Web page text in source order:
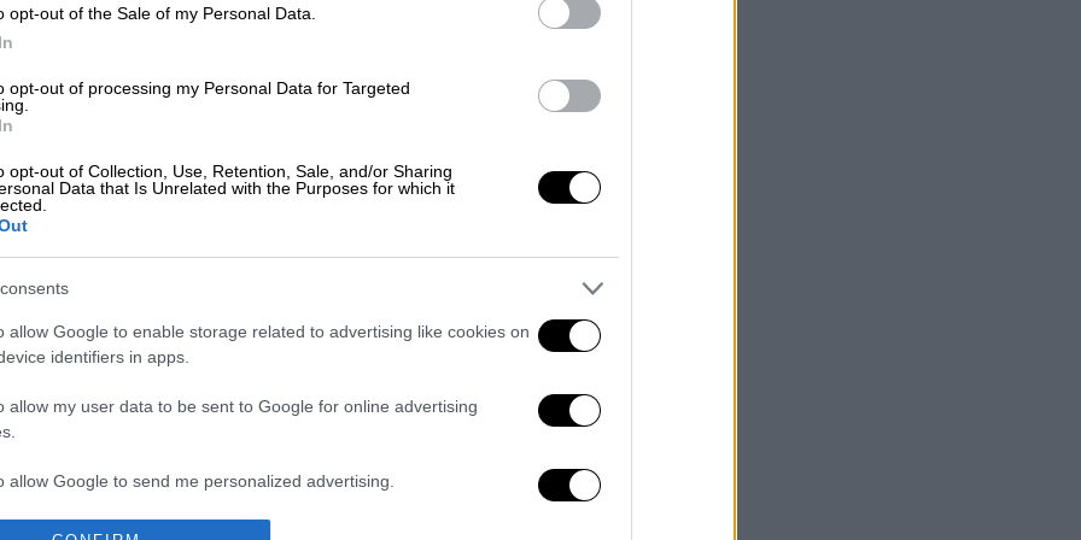
opt-out of the Sale of my Personal Data.
opt-out of processing my Personal Data for Targeted
opt-out of Collection, Use, Retention, Sale, and/or Sharing
Data that Is Unrelated with the Purposes for which it
allow Google to enable storage related to advertising like cookies on
identifiers in apps.
allow my user data to be sent to Google for online advertising
allow Google to send me personalized advertising.
το ΕΘΝΟΣ στη Google
Αγίων εικοσιτεσσάρων Μαρτύρων και